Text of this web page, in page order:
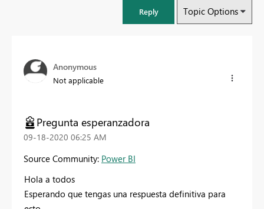
Reply Topic Options
Anonymous
Not applicable
Pregunta esperanzadora
‎09-18-2020 06:25 AM
Source Community: Power BI
Hola a todos
Esperando que tengas una respuesta definitiva para